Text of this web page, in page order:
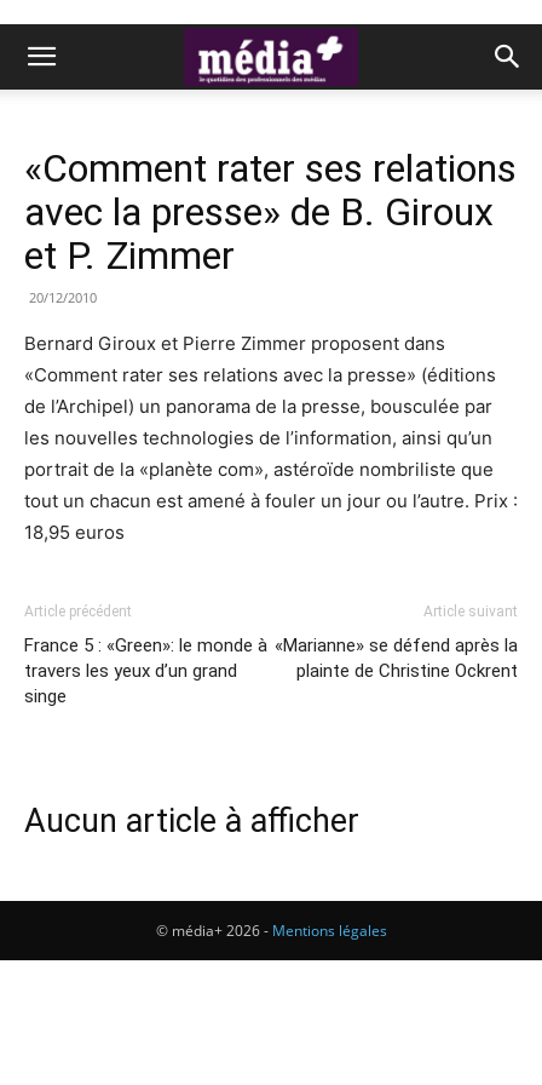
«Comment rater ses relations
avec la presse» de B. Giroux
et P. Zimmer
20/12/2010
Bernard Giroux et Pierre Zimmer proposent dans
«Comment rater ses relations avec la presse» (éditions
de l’Archipel) un panorama de la presse, bousculée par
les nouvelles technologies de l’information, ainsi qu’un
portrait de la «planète com», astéroïde nombriliste que
tout un chacun est amené à fouler un jour ou l’autre. Prix :
18,95 euros
Article précédent
France 5 : «Green»: le monde à
travers les yeux d’un grand
singe
Article suivant
«Marianne» se défend après la
plainte de Christine Ockrent
Aucun article à afficher
© média+ 2026 - Mentions légales